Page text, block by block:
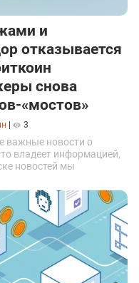
и
отказывается
снова
«мостов»
3
важные новости о
владеет информацией,
новостей мы
биткоина и